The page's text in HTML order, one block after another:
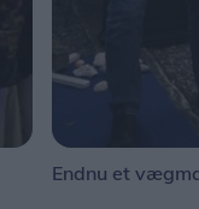
Endnu et